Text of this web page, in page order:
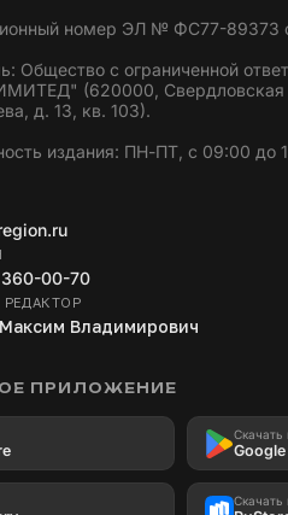
номер ЭЛ № ФС77-89373
Общество с ограниченной
(620000, Свердловская
д. 13, кв. 103).
издания: ПН-ПТ, с 09:00 до
360-00-70
Владимирович
ПРИЛОЖЕНИЕ
Скачать
Google
Скачать